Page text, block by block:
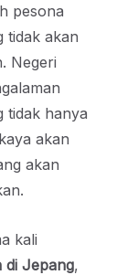
pesona
tidak akan
Negeri
tidak hanya
akan
akan
kali
di Jepang,